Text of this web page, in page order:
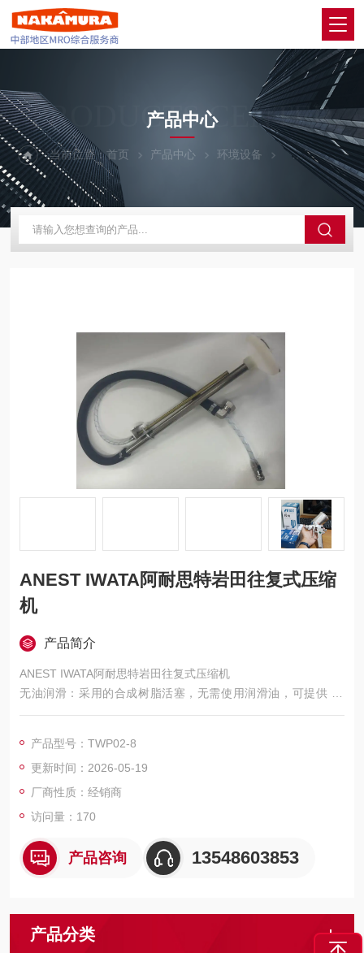
PRODUCTS CENTER
产品中心
当前位置：首页 产品中心 环境设备 ANEST IWATA
ANEST IWATA阿耐思特岩田往复式压缩
机
产品简介
ANEST IWATA阿耐思特岩田往复式压缩机
无油润滑：采用的合成树脂活塞，无需使用润滑油，可提供 10
0% 无油的压缩空气，避免了油雾和管路污染，保证终端产品质
产品型号：TWP02-8
更新时间：2026-05-19
厂商性质：经销商
访问量：170
产品咨询 13548603853
产品分类